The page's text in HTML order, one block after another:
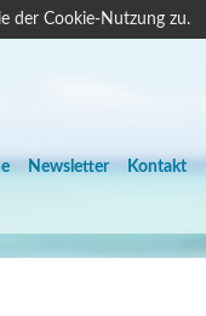
der Cookie-Nutzung zu.
Newsletter Kontakt